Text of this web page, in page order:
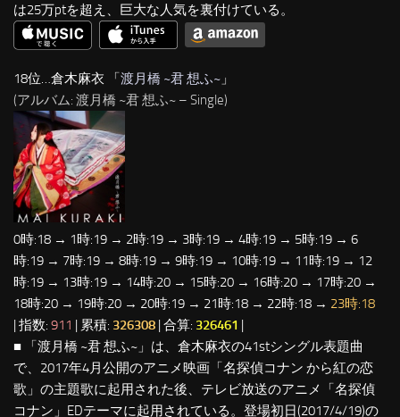
は25万ptを超え、巨大な人気を裏付けている。
18位…倉木麻衣 「渡月橋 ~君 想ふ~ 」
(アルバム: 渡月橋 ~君 想ふ~ – Single)
0時:18 → 1時:19 → 2時:19 → 3時:19 → 4時:19 → 5時:19 → 6
時:19 → 7時:19 → 8時:19 → 9時:19 → 10時:19 → 11時:19 → 12
時:19 → 13時:19 → 14時:20 → 15時:20 → 16時:20 → 17時:20 →
18時:20 → 19時:20 → 20時:19 → 21時:18 → 22時:18 → 23時:18
| 指数: 911 | 累積: 326308 | 合算: 326461 |
■ 「渡月橋 ~君 想ふ~」は、倉木麻衣の41stシングル表題曲
で、2017年4月公開のアニメ映画「名探偵コナン から紅の恋
歌」の主題歌に起用された後、テレビ放送のアニメ「名探偵
コナン」EDテーマに起用されている。登場初日(2017/4/19)の